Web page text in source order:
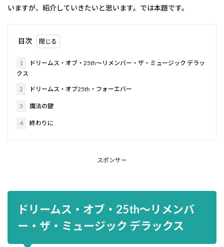
いますが、紹介していきたいと思います。では本題です。
目次
1
ドリームス・オブ・25th～リメンバー・ザ・ミュージック デラッ
クス
2 ドリームス・オブ25th・フォーエバー
3 魔法の鍵
4 終わりに
スポンサー
ドリームス・オブ・25th～リメンバ
ー・ザ・ミュージック デラックス